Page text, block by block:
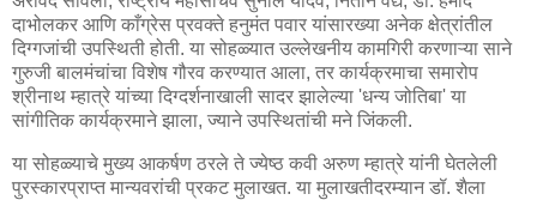
दाभोलकर आणि काँग्रेस प्रवक्ते हनुमंत पवार यांसारख्या अनेक क्षेत्रांतील
दिग्गजांची उपस्थिती होती. या सोहळ्यात उल्लेखनीय कामगिरी करणाऱ्या साने
गुरुजी बालमंचांचा विशेष गौरव करण्यात आला, तर कार्यक्रमाचा समारोप
श्रीनाथ म्हात्रे यांच्या दिग्दर्शनाखाली सादर झालेल्या 'धन्य जोतिबा' या
सांगीतिक कार्यक्रमाने झाला, ज्याने उपस्थितांची मने जिंकली.
या सोहळ्याचे मुख्य आकर्षण ठरले ते ज्येष्ठ कवी अरुण म्हात्रे यांनी घेतलेली
पुरस्कारप्राप्त मान्यवरांची प्रकट मुलाखत. या मुलाखतीदरम्यान डॉ. शैला